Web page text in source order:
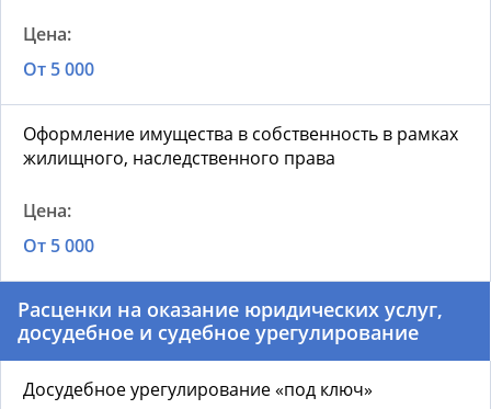
От 5 000
Оформление имущества в собственность в рамках
жилищного, наследственного права
От 5 000
Расценки на оказание юридических услуг,
досудебное и судебное урегулирование
Досудебное урегулирование «под ключ»